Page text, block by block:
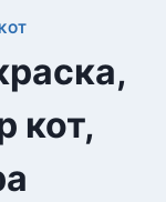
кот,